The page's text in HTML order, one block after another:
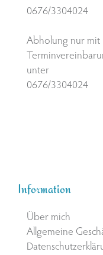
0676/3304024
Abholung nur mit
unter
0676/3304024
Information
Über mich
Allgemeine